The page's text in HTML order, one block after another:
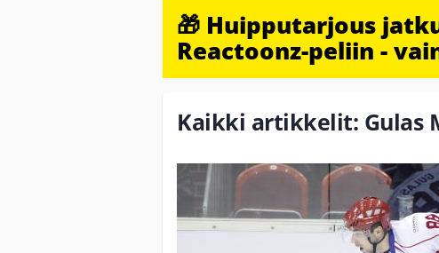
🎁 Huipputarjous
Reactoonz-peliin -
Kaikki artikkelit: Gulas